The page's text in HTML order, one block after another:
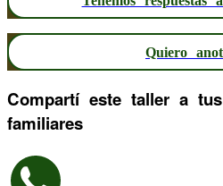
Quiero
Compartí este taller a
familiares